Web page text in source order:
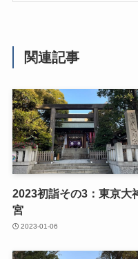
関連記事
2023初詣その3：東京大
宮
2023-01-06